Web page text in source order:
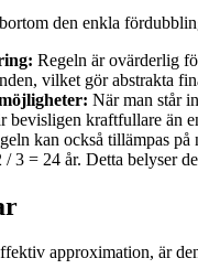
den enkla
Regeln är ovärderlig
vilket gör abstrakta
När man står
bevisligen kraftfullare än
kan också tillämpas
/ 3 = 24 år. Detta belyser
approximation, är